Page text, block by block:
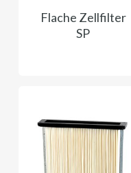
Flache Zellfilter
SP